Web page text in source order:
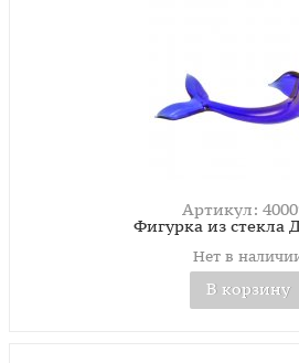
Артикул:
Фигурка из стекла
Нет в
В корзину